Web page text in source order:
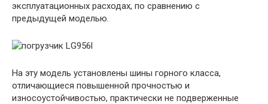
эксплуатационных расходах, по сравнению с
предыдущей моделью.
На эту модель установлены шины горного класса,
отличающиеся повышенной прочностью и
износоустойчивостью, практически не подверженные